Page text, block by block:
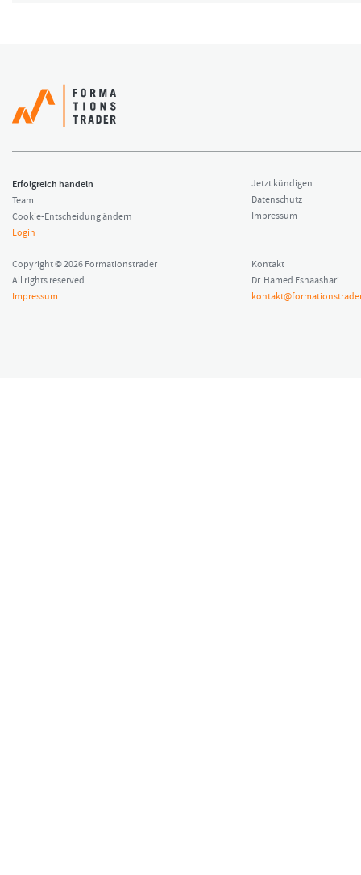
Erfolgreich handeln
Team
Cookie-Entscheidung ändern
Login
Jetzt kündigen
Datenschutz
Impressum
Copyright © 2026 Formationstrader
All rights reserved.
Impressum
Kontakt
Dr. Hamed Esnaashari